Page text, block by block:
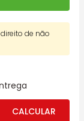
de não